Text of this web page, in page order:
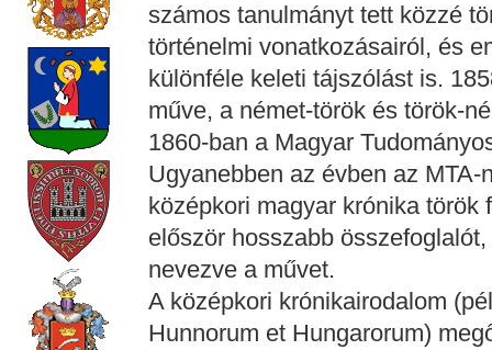
számos tanulmányt tett közzé
történelmi vonatkozásairól, és
különféle keleti tájszólást is.
műve, a német-török és török-
1860-ban a Magyar
Ugyanebben az évben az
középkori magyar krónika
először hosszabb
nevezve a művet.
A középkori krónikairodalom
Hunnorum et Hungarorum)